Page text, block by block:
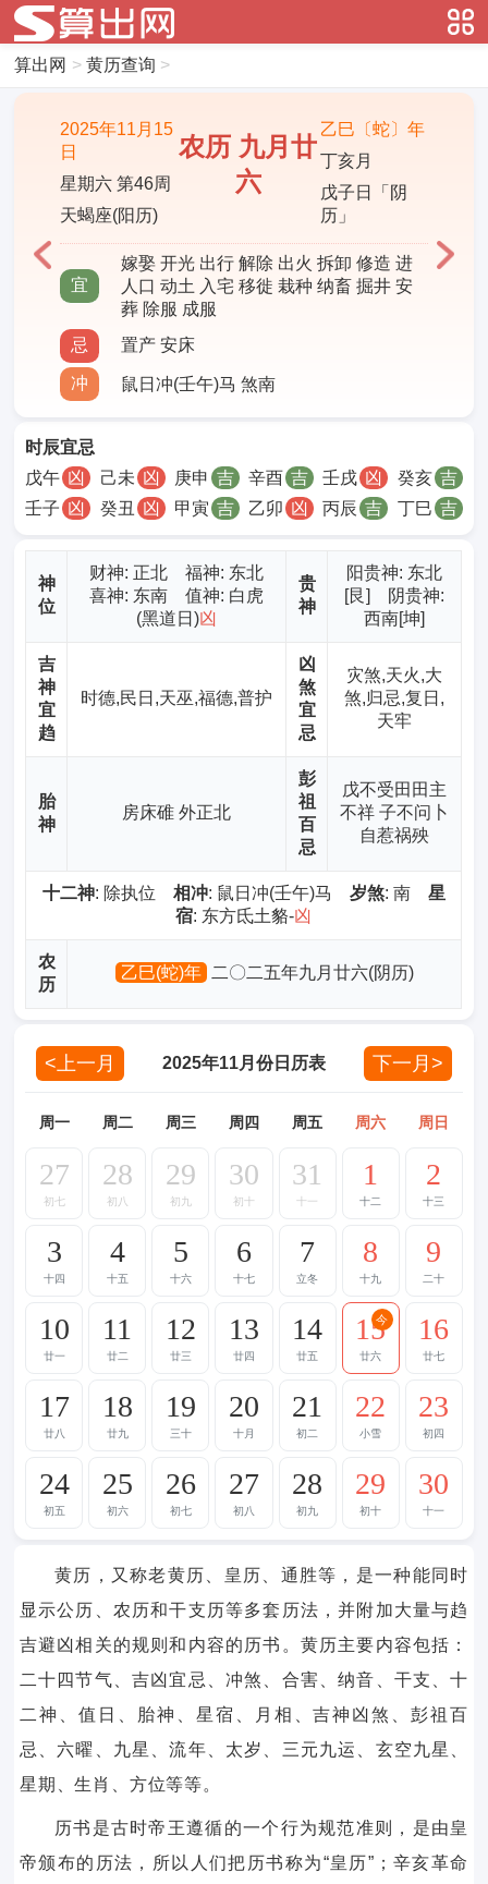
算出网 > 黄历查询 >
2025年11月15
日
星期六 第46周
天蝎座(阳历)
农历 九月廿
六
乙巳〔蛇〕年
丁亥月
戊子日「阴
历」
宜
嫁娶 开光 出行 解除 出火 拆卸 修造 进
人口 动土 入宅 移徙 栽种 纳畜 掘井 安
葬 除服 成服
忌
置产 安床
冲 鼠日冲(壬午)马 煞南
时辰宜忌
壬子 凶 癸丑 凶 甲寅 吉 乙卯 凶 丙辰 吉 丁巳 吉
戊午 凶 己未 凶 庚申 吉 辛酉 吉 壬戌 凶 癸亥 吉
神
位
财神: 正北 福神: 东北
喜神: 东南 值神: 白虎
(黑道日)凶
贵
神
阳贵神: 东北
[艮] 阴贵神:
西南[坤]
吉
神
宜
趋
时德,民日,天巫,福德,普护
凶
煞
宜
忌
灾煞,天火,大
煞,归忌,复日,
天牢
胎
神
房床碓 外正北
彭
祖
百
忌
戊不受田田主
不祥 子不问卜
自惹祸殃
十二神: 除执位 相冲: 鼠日冲(壬午)马 岁煞: 南 星
宿: 东方氐土貉-凶
农
历
乙巳(蛇)年 二〇二五年九月廿六(阴历)
<上一月 2025年11月份日历表 下一月>
周一 周二 周三 周四 周五 周六 周日
27
初七
28
初八
29
初九
30
初十
31
十一
1
十二
2
十三
3
十四
4
十五
5
十六
6
十七
7
立冬
8
十九
9
二十
10
廿一
11
廿二
12
廿三
13
廿四
14
廿五
15
廿六
今 16
廿七
17
廿八
18
廿九
19
三十
20
十月
21
初二
22
小雪
23
初四
24
初五
25
初六
26
初七
27
初八
28
初九
29
初十
30
十一
黄历，又称老黄历、皇历、通胜等，是一种能同时
显示公历、农历和干支历等多套历法，并附加大量与趋
吉避凶相关的规则和内容的历书。黄历主要内容包括：
二十四节气、吉凶宜忌、冲煞、合害、纳音、干支、十
二神、值日、胎神、星宿、月相、吉神凶煞、彭祖百
忌、六曜、九星、流年、太岁、三元九运、玄空九星、
星期、生肖、方位等等。
历书是古时帝王遵循的一个行为规范准则，是由皇
帝颁布的历法，所以人们把历书称为“皇历”；辛亥革命